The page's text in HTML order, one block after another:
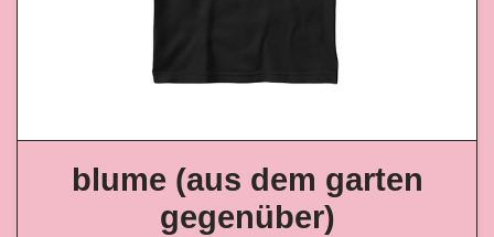
blume (aus dem garten
gegenüber)